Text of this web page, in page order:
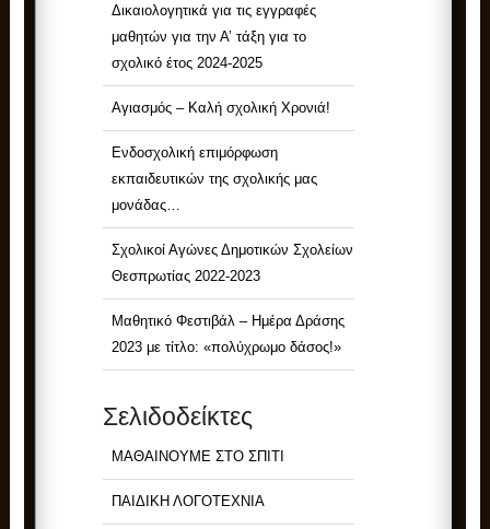
Δικαιολογητικά για τις εγγραφές
μαθητών για την Α’ τάξη για το
σχολικό έτος 2024-2025
Αγιασμός – Καλή σχολική Χρονιά!
Ενδοσχολική επιμόρφωση
εκπαιδευτικών της σχολικής μας
μονάδας…
Σχολικοί Αγώνες Δημοτικών Σχολείων
Θεσπρωτίας 2022-2023
Μαθητικό Φεστιβάλ – Ημέρα Δράσης
2023 με τίτλο: «πολύχρωμο δάσος!»
Σελιδοδείκτες
ΜΑΘΑΙΝΟΥΜΕ ΣΤΟ ΣΠΙΤΙ
ΠΑΙΔΙΚΗ ΛΟΓΟΤΕΧΝΙΑ